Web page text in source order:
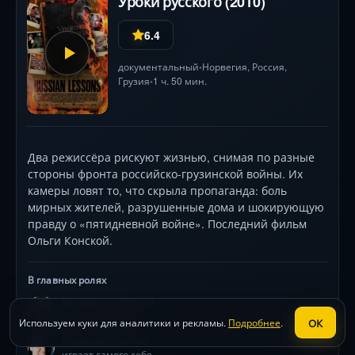
6.4
документальный•Норвегия, Россия,
Грузия•1 ч. 50 мин.
Два режиссёра рискуют жизнью, снимая по разные
стороны фронта российско-грузинской войны. Их
камеры ловят то, что скрыла пропаганда: боль
мирных жителей, разрушенные дома и шокирующую
правду о «пятидневной войне». Последний фильм
Ольги Конской.
В главных ролях
Виссарион Аплиаа
Используем куки для аналитики и рекламы. Подробнее. ОК